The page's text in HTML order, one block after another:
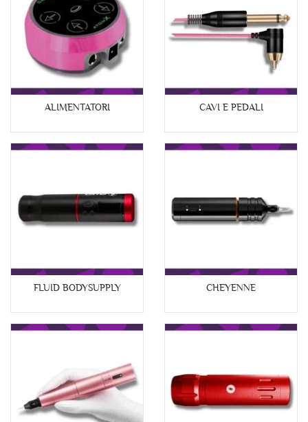
ALIMENTATORI CAVI E PEDALI
FLUID BODYSUPPLY CHEYENNE